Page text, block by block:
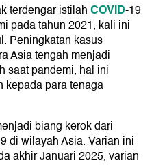
terdengar istilahCOVID-19
pada tahun 2021, kali ini
Peningkatan kasus
Asia tengah menjadi
saat pandemi, hal ini
kepada para tenaga
biang kerok dari
di wilayah Asia. Varian ini
akhir Januari 2025, varian